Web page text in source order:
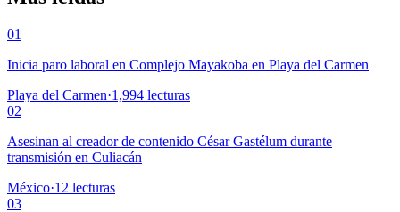
01
Inicia paro laboral en Complejo Mayakoba en Playa del Carmen
Playa del Carmen·1,994 lecturas
02
Asesinan al creador de contenido César Gastélum durante
transmisión en Culiacán
México·12 lecturas
03